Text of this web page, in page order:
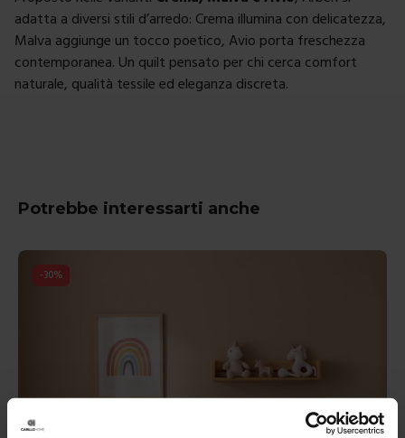
adatta a diversi stili d’arredo: Crema illumina con delicatezza,
Malva aggiunge un tocco poetico, Avio porta freschezza
contemporanea. Un quilt pensato per chi cerca comfort
naturale, qualità tessile ed eleganza discreta.
Potrebbe interessarti anche
-30%